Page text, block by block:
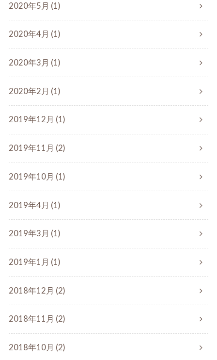
2020年5月 (1)
2020年4月 (1)
2020年3月 (1)
2020年2月 (1)
2019年12月 (1)
2019年11月 (2)
2019年10月 (1)
2019年4月 (1)
2019年3月 (1)
2019年1月 (1)
2018年12月 (2)
2018年11月 (2)
2018年10月 (2)